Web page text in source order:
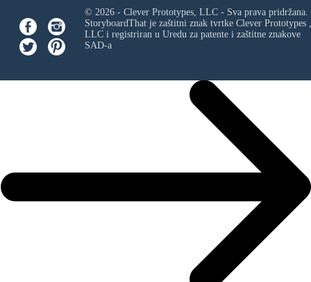
© 2026 - Clever Prototypes, LLC - Sva prava pridržana.
StoryboardThat je zaštitni znak tvrtke Clever Prototypes ,
LLCi registriran u Uredu za patente i zaštitne znakove
SAD-a